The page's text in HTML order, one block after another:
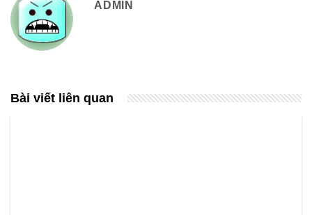
ADMIN
Bài viết liên quan